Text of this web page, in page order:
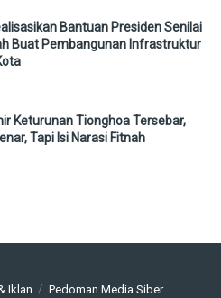
Bantuan Presiden Senilai
Buat Pembangunan Infrastruktur
Keturunan Tionghoa Tersebar,
Tapi Isi Narasi Fitnah
Iklan Pedoman Media Siber